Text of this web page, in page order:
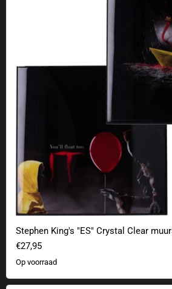
Stephen King's "ES" Crystal Clear
€27,95
Op voorraad